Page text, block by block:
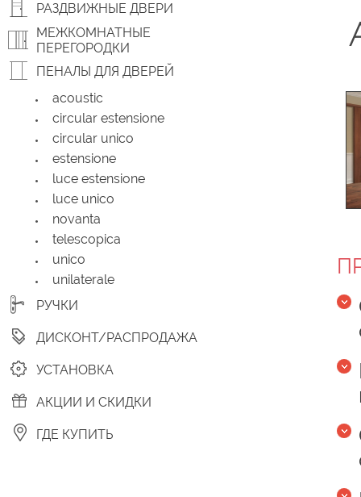
РАЗДВИЖНЫЕ ДВЕРИ
МЕЖКОМНАТНЫЕ
ПЕРЕГОРОДКИ
ПЕНАЛЫ ДЛЯ ДВЕРЕЙ
acoustic
circular estensione
circular unico
estensione
luce estensione
luce unico
novanta
telescopica
unico
unilaterale
РУЧКИ
ДИСКОНТ/РАСПРОДАЖА
УСТАНОВКА
АКЦИИ И СКИДКИ
ГДЕ КУПИТЬ